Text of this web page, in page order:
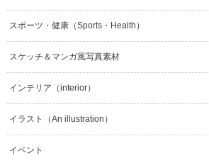
スポーツ・健康（Sports・Health）
スケッチ＆マンガ風写真素材
インテリア（interior）
イラスト（An illustration）
イベント